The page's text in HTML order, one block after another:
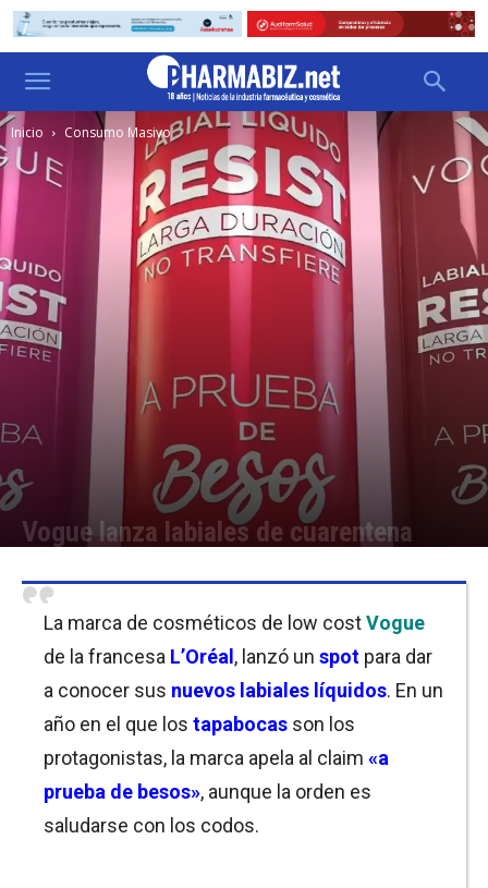
Inicio Consumo Masivo
Vogue lanza labiales de cuarentena
La marca de cosméticos de low costVogue
de la francesa L’Oréal , lanzó un spot para dar
a conocer sus nuevos labiales líquidos. En un
año en el que los tapabocas son los
protagonistas, la marca apela al claim «a
prueba de besos», aunque la orden es
saludarse con los codos.